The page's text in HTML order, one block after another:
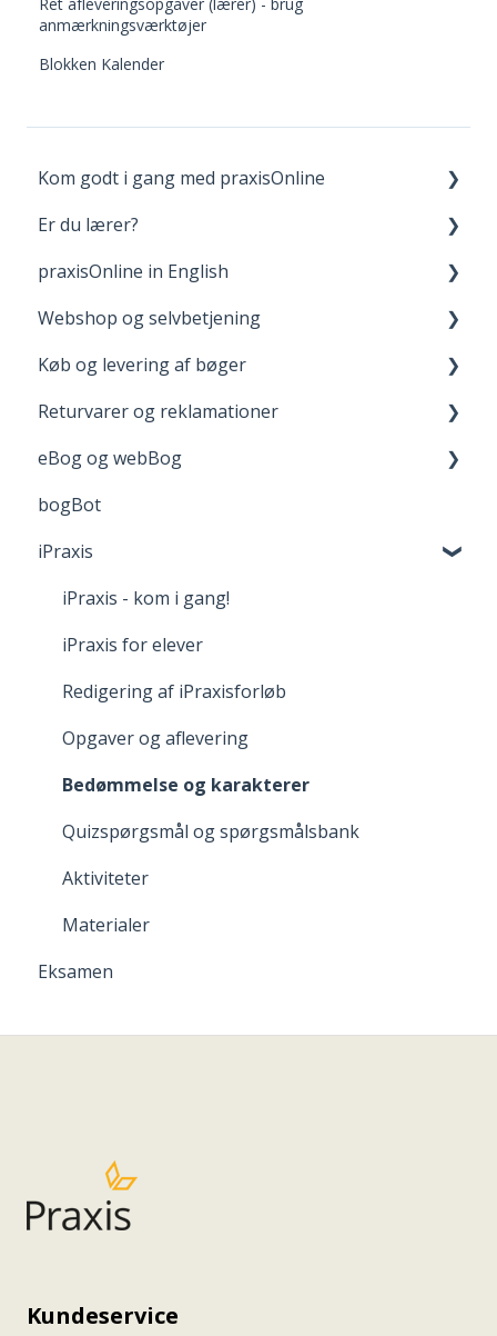
Kom godt i gang med praxisOnline
Opret bruger og login
Dine materialer på praxisOnline
Hjælp til tekniske udfordringer
Er du lærer?
Fagpakker
webBog og eBog+
boost
FGU - pædagogiske værktøjer
praxisOnline in English
Manage Your Account
Your Materials on praxisOnline
Help with Technical Issues
Webshop og selvbetjening
Opret bruger og login
Når du handler
Køb og levering af bøger
Levering
Adgang til digitale materialer
Returvarer og reklamationer
Returnering
Reklamation
Fortrydelsesret
eBog og webBog
Kom godt i gang med webBogen
bogBot
iPraxis
iPraxis - kom i gang!
iPraxis for elever
Redigering af iPraxisforløb
Opgaver og aflevering
Bedømmelse og karakterer
Quizspørgsmål og spørgsmålsbank
Aktiviteter
Materialer
Eksamen
Ret afleveringsopgaver (lærer) - brug
anmærkningsværktøjer
Blokken Kalender
Kundeservice